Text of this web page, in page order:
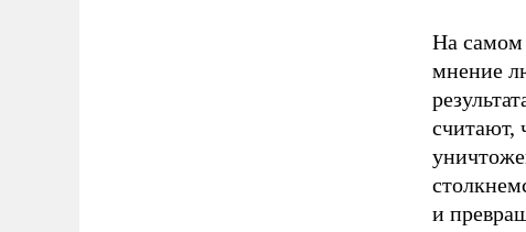
На самом
мнение
считают,
и